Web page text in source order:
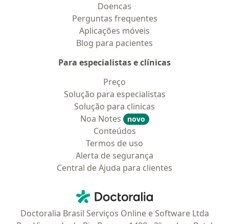
Doencas
Perguntas frequentes
Aplicações móveis
Blog para pacientes
Para especialistas e clínicas
Preço
Solução para especialistas
Solução para clinicas
Noa Notes
novo
Conteúdos
Termos de uso
Alerta de segurança
Central de Ajuda para clientes
Doctoralia - Homepage
Doctoralia Brasil Serviços Online e Software Ltda